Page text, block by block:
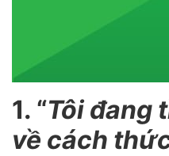
1. “Tôi đang
về cách